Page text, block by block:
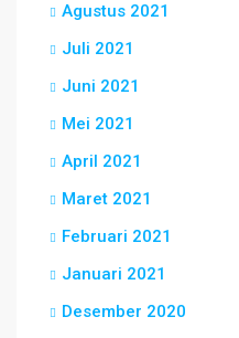
Agustus 2021
Juli 2021
Juni 2021
Mei 2021
April 2021
Maret 2021
Februari 2021
Januari 2021
Desember 2020